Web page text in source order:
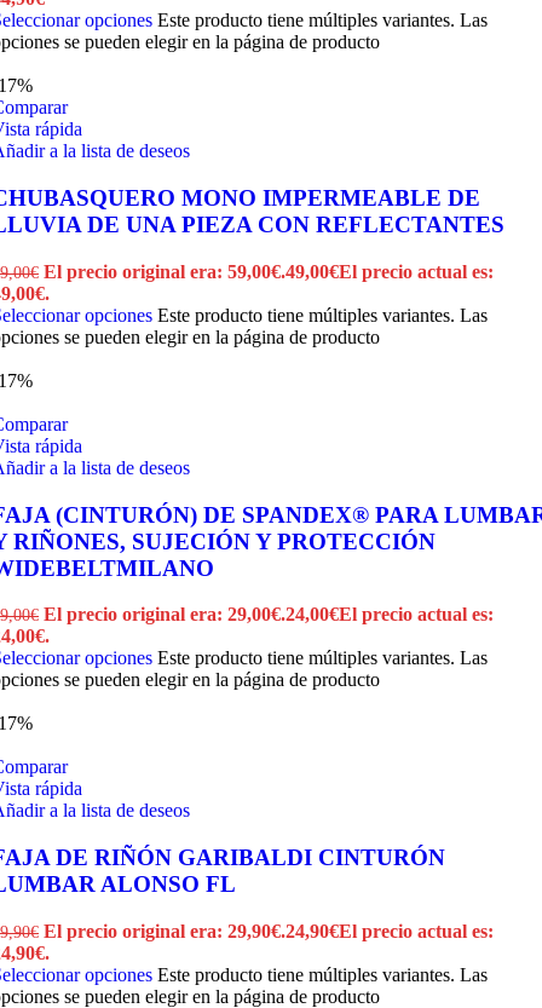
opciones Este producto tiene múltiples variantes. Las
se pueden elegir en la página de producto
rápida
a la lista de deseos
MONO IMPERMEABLE DE
DE UNA PIEZA CON REFLECTANTES
€ El precio original era: 59,00€.49,00€El precio actual es:
opciones Este producto tiene múltiples variantes. Las
se pueden elegir en la página de producto
rápida
a la lista de deseos
(CINTURÓN) DE SPANDEX® PARA
RIÑONES, SUJECIÓN Y PROTECCIÓN
€ El precio original era: 29,00€.24,00€El precio actual es:
opciones Este producto tiene múltiples variantes. Las
se pueden elegir en la página de producto
rápida
a la lista de deseos
DE RIÑÓN GARIBALDI CINTURÓN
ALONSO FL
€ El precio original era: 29,90€.24,90€El precio actual es:
opciones Este producto tiene múltiples variantes. Las
se pueden elegir en la página de producto